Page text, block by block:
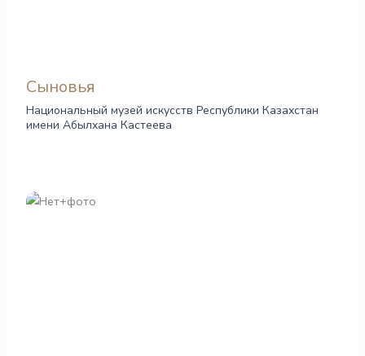
Сыновья
Национальный музей искусств Республики Казахстан
имени Абылхана Кастеева